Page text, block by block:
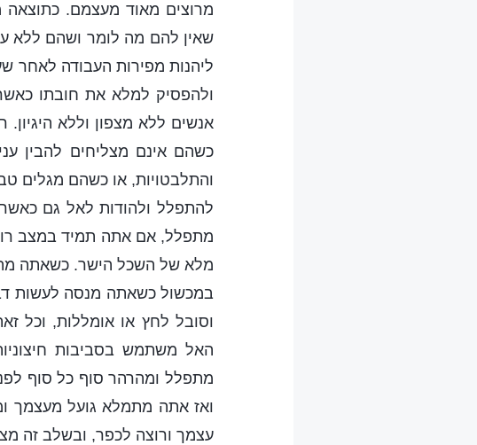
מרוצים מאוד מעצמם.
שאין להם מה לומר ושהם ללא
ליהנות מפירות העבודה לאחר
ולהפסיק למלא את חובתו
אנשים ללא מצפון וללא
כשהם אינם מצליחים להבין
והתלבטויות, או כשהם מגלים
להתפלל ולהודות לאל גם
מתפלל, אם אתה תמיד במצב
מלא של השכל הישר. כשאתה
במכשול כשאתה מנסה לעשות
וסובל לחץ או אומללות, וכל
האל משתמש בסביבות
מתפלל ומהרהר סוף כל סוף
ואז אתה מתמלא גועל מעצמך
עצמך ורוצה לכפר, ובשלב זה